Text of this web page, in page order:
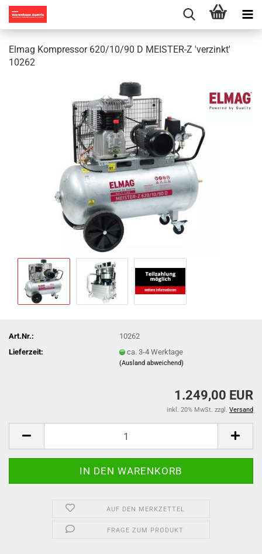
Elmag Kompressor 620/10/90 D MEISTER-Z 'verzinkt'
10262
Art.Nr.:
10262
Lieferzeit:
ca. 3-4 Werktage
(Ausland abweichend)
1.249,00 EUR
inkl. 20% MwSt. zzgl. Versand
AUF DEN MERKZETTEL
FRAGE ZUM PRODUKT